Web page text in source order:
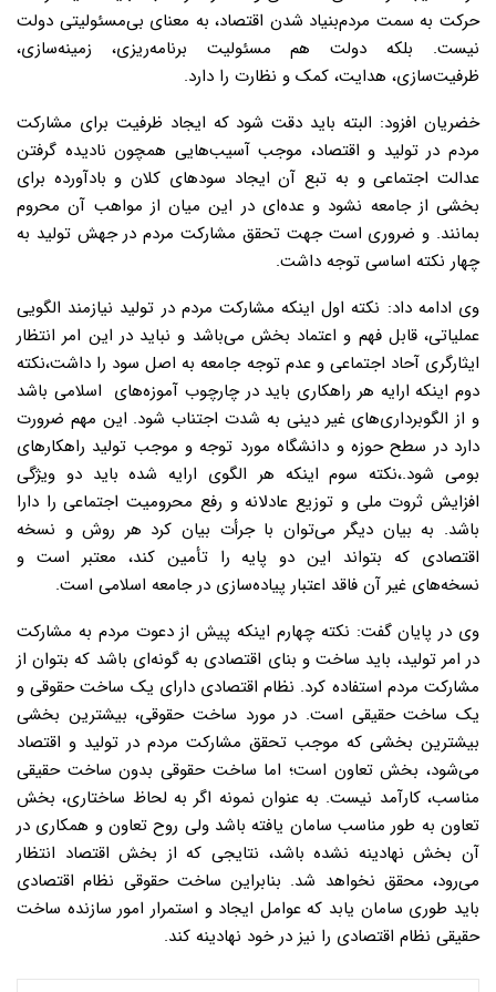
حرکت به سمت مردم‌بنیاد شدن اقتصاد، به معنای بی‌مسئولیتی دولت
نیست. بلکه دولت هم مسئولیت برنامه‌ریزی، زمینه‌سازی،
ظرفیت‌سازی، هدایت، کمک و نظارت را دارد.
خضریان افزود: البته باید دقت شود که ایجاد ظرفیت برای مشارکت
مردم در تولید و اقتصاد، موجب آسیب‌هایی همچون نادیده گرفتن
عدالت اجتماعی و به تبع آن ایجاد سودهای کلان و بادآورده برای
بخشی از جامعه نشود و عده‌ای در این میان از مواهب آن محروم
بمانند. و ضروری است جهت تحقق مشارکت مردم در جهش تولید به
چهار نکته اساسی توجه داشت.
وی ادامه داد: نکته اول اینکه مشارکت مردم در تولید نیازمند الگویی
عملیاتی، قابل فهم و اعتماد بخش می‌باشد و نباید در این امر انتظار
ایثارگری آحاد اجتماعی و عدم توجه جامعه به اصل سود را داشت،نکته
دوم اینکه ارایه هر راهکاری باید در چارچوب آموزه‌های اسلامی باشد
و از الگوبرداری‌های غیر دینی به شدت اجتناب شود. این مهم ضرورت
دارد در سطح حوزه و دانشگاه مورد توجه و موجب تولید راهکارهای
بومی شود.،نکته سوم اینکه هر الگوی ارایه شده باید دو ویژگی
افزایش ثروت ملی و توزیع عادلانه و رفع محرومیت اجتماعی را دارا
باشد. به بیان دیگر می‌توان با جرأت بیان کرد هر روش و نسخه
اقتصادی که بتواند این دو پایه را تأمین کند، معتبر است و
نسخه‌های غیر آن فاقد اعتبار پیاده‌سازی در جامعه اسلامی است.
وی در پایان گفت: نکته چهارم اینکه پیش از دعوت مردم به مشارکت
در امر تولید، باید ساخت و بنای اقتصادی به گونه‌ای باشد که بتوان از
مشارکت مردم استفاده کرد. نظام اقتصادی دارای یک ساخت حقوقی و
یک ساخت حقیقی است. در مورد ساخت حقوقی، بیشترین بخشی
بیشترین بخشی که موجب تحقق مشارکت مردم در تولید و اقتصاد
می‌شود، بخش تعاون است؛ اما ساخت حقوقی بدون ساخت حقیقی
مناسب، کارآمد نیست. به عنوان نمونه اگر به لحاظ ساختاری، بخش
تعاون به طور مناسب سامان یافته باشد ولی روح تعاون و همکاری در
آن بخش نهادینه نشده باشد، نتایجی که از بخش اقتصاد انتظار
می‌رود، محقق نخواهد شد. بنابراین ساخت حقوقی نظام اقتصادی
باید طوری سامان یابد که عوامل ایجاد و استمرار امور سازنده ساخت
حقیقی نظام اقتصادی را نیز در خود نهادینه کند.